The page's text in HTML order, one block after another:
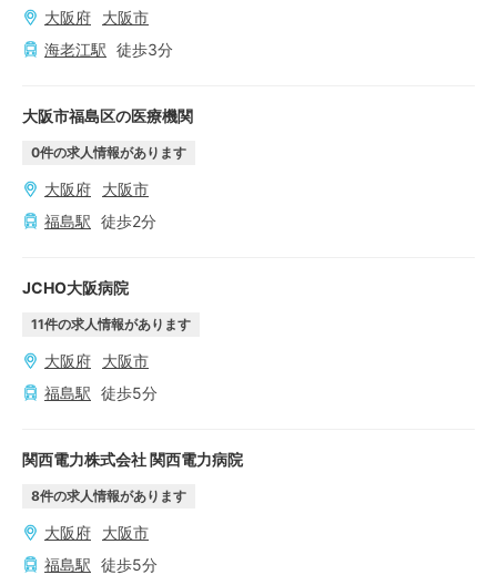
大阪府
大阪市
海老江駅 徒歩3分
大阪市福島区の医療機関
0件の求人情報があります
大阪府
大阪市
福島駅 徒歩2分
JCHO大阪病院
11件の求人情報があります
大阪府
大阪市
福島駅 徒歩5分
関西電力株式会社 関西電力病院
8件の求人情報があります
大阪府
大阪市
福島駅 徒歩5分